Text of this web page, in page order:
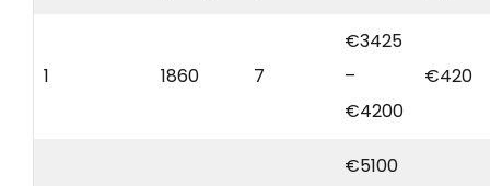
1 1860 7
€3425
–
€4200
€420
€5100